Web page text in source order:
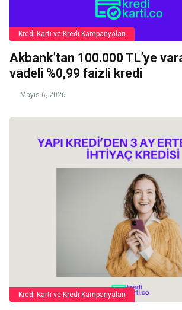
Kredi Kartı ve Kredi Kampanyaları
Akbank’tan 100.000 TL’ye
vadeli %0,99 faizli kredi
Mayıs 6, 2026
Kredi Kartı ve Kredi Kampanyaları